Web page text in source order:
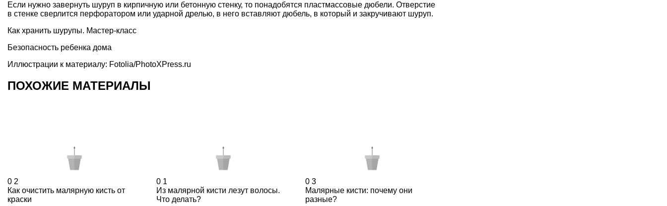
Если нужно завернуть шуруп в кирпичную или бетонную стенку, то понадобятся пластмассовые дюбели. Отверстие
в стенке сверлится перфоратором или ударной дрелью, в него вставляют дюбель, в который и закручивают шуруп.
Как хранить шурупы. Мастер-класс
Безопасность ребенка дома
Иллюстрации к материалу: Fotolia/PhotoXPress.ru
ПОХОЖИЕ МАТЕРИАЛЫ
0 2
Как очистить малярную кисть от
краски
0 1
Из малярной кисти лезут волосы.
Что делать?
0 3
Малярные кисти: почему они
разные?